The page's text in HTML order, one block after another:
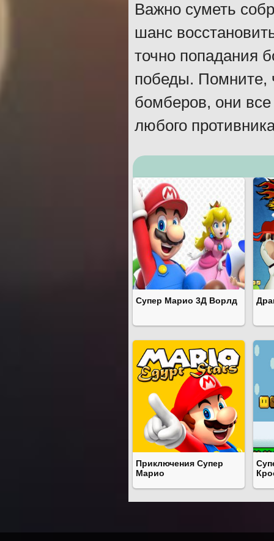
Важно суметь
шанс
точно попадания
победы. Помните,
бомберов, они
любого
Супер Марио 3Д Ворлд
Приключения Супер
Марио